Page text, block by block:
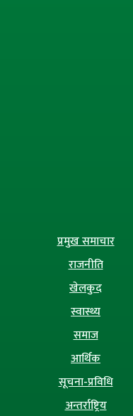
प्रमुख समाचार
राजनीति
खेलकुद
स्वास्थ्य
समाज
आर्थिक
सूचना-प्रविधि
अन्तर्राष्ट्रिय